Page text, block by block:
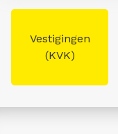
Vestigingen
(KVK)